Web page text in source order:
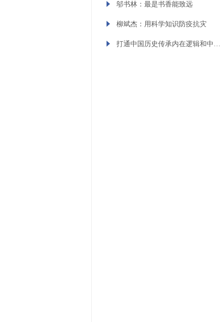
邬书林：最是书香能致远
柳斌杰：用科学知识防疫抗灾
打通中国历史传承内在逻辑和中华文化血脉的关键点